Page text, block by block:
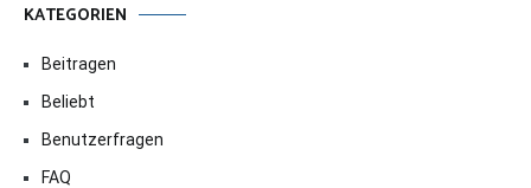
KATEGORIEN
Beitragen
Beliebt
Benutzerfragen
FAQ